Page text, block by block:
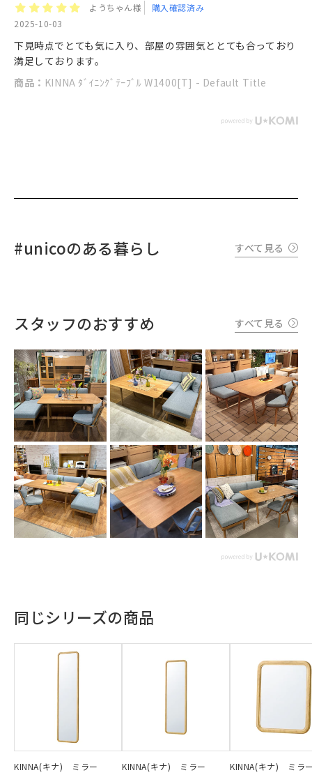
ようちゃん様
購入確認済み
2025-10-03
下見時点でとても気に入り、部屋の雰囲気ととても合っており
満足しております。
商品： KINNA ﾀﾞｲﾆﾝｸﾞﾃｰﾌﾞﾙ W1400[T] - Default Title
#unicoのある暮らし すべて見る
スタッフのおすすめ すべて見る
同じシリーズの商品
KINNA(キナ) ミラー
KINNA(キナ) ミラー
KINNA(キナ) ミラ